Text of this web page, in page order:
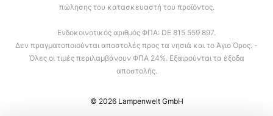
πώλησης του κατασκευαστή του προϊόντος.
Ενδοκοινοτικός αριθμός ΦΠΑ: DE 815 559 897.
Δεν πραγματοποιούνται αποστολές προς τα νησιά και το Άγιο Όρος. -
Όλες οι τιμές περιλαμβάνουν ΦΠΑ 24%. Εξαιρούνται τα έξοδα
αποστολής.
© 2026 Lampenwelt GmbH